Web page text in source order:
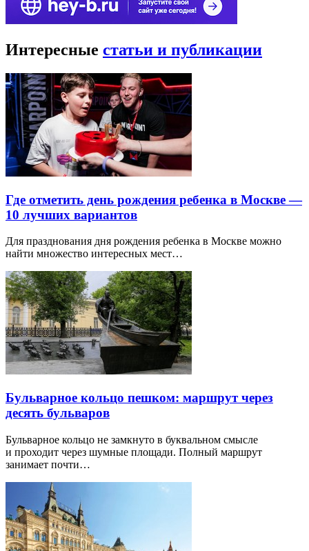
Интересные статьи и публикации
Где отметить день рождения ребенка в Москве —
10 лучших вариантов
Для празднования дня рождения ребенка в Москве можно
найти множество интересных мест…
Бульварное кольцо пешком: маршрут через
десять бульваров
Бульварное кольцо не замкнуто в буквальном смысле
и проходит через шумные площади. Полный маршрут
занимает почти…